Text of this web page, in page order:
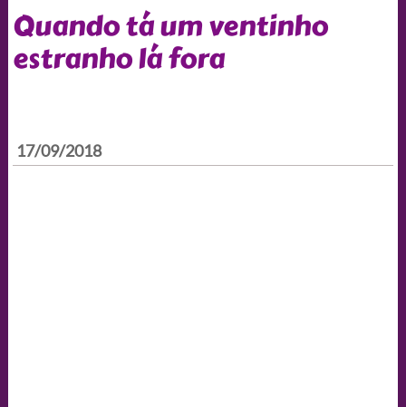
Quando tá um ventinho
estranho lá fora
17/09/2018